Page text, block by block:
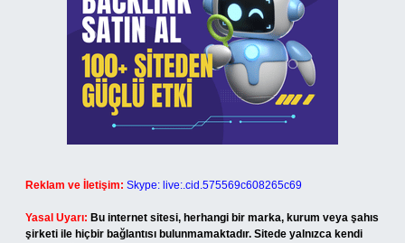
Reklam ve İletişim: Skype: live:.cid.575569c608265c69
Yasal Uyarı: Bu internet sitesi, herhangi bir marka, kurum veya şahıs
şirketi ile hiçbir bağlantısı bulunmamaktadır. Sitede yalnızca kendi